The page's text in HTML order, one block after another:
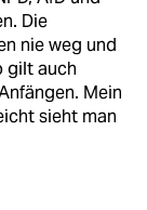
Die
nie weg und
gilt auch
Mein
sieht man